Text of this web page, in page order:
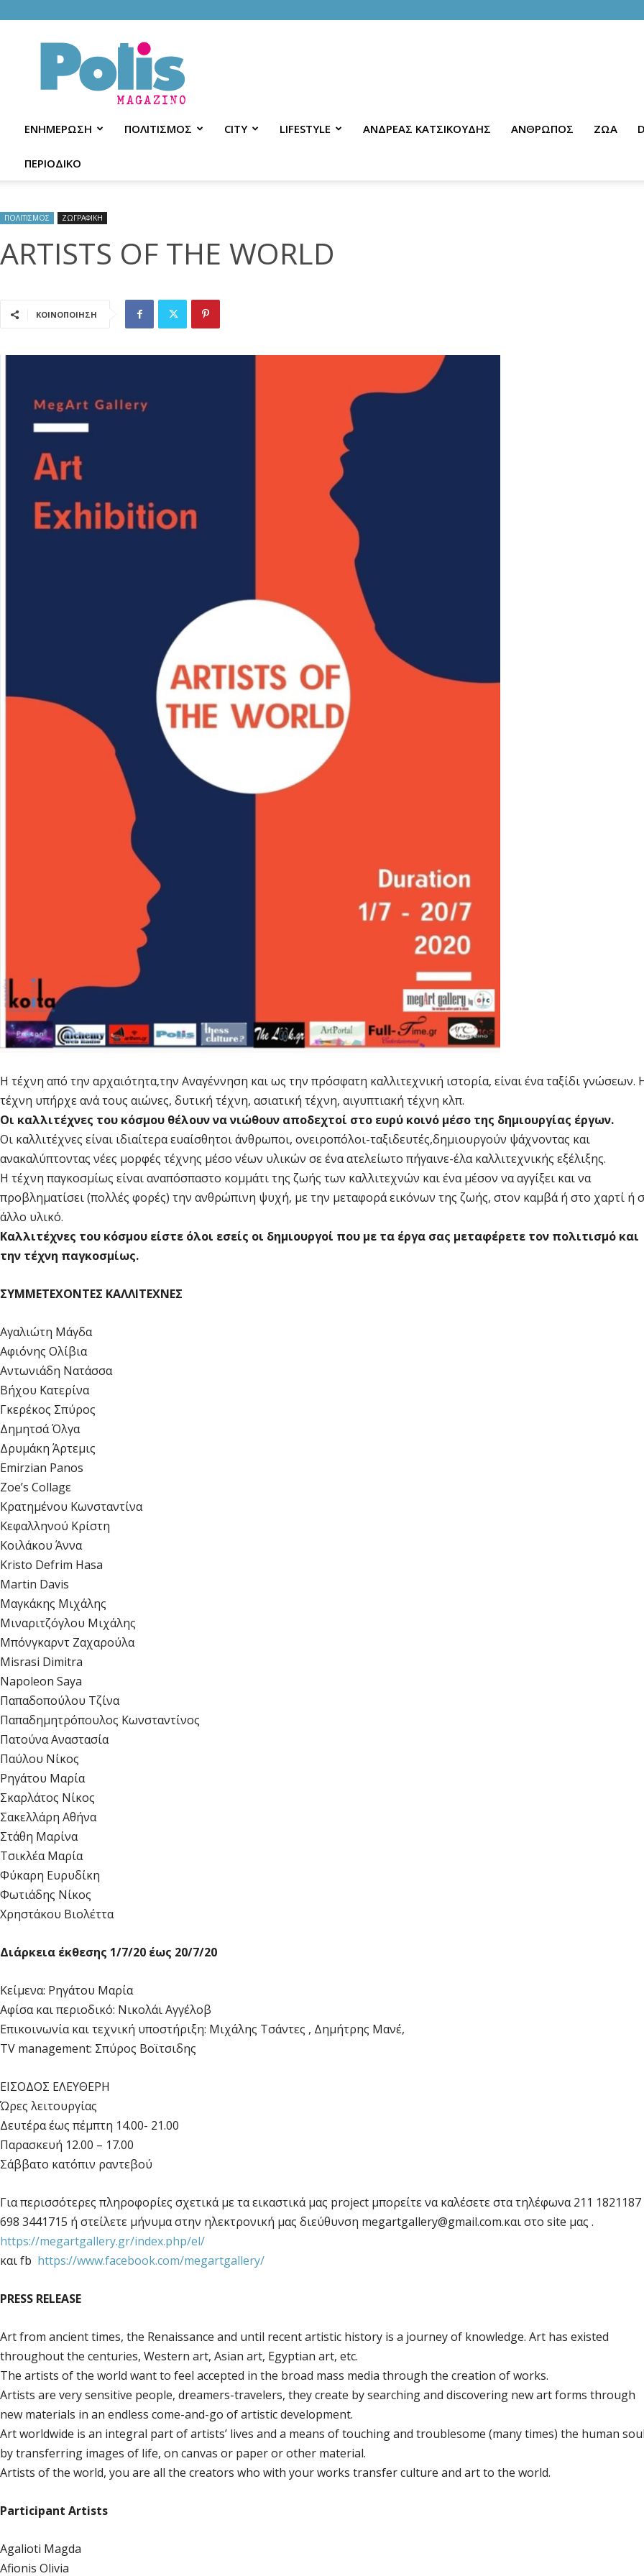
Polis
Magazino
ΕΝΗΜΕΡΩΣΗ ΠΟΛΙΤΙΣΜΟΣ CITY LIFESTYLE ΑΝΔΡΕΑΣ ΚΑΤΣΙΚΟΥΔΗΣ ΑΝΘΡΩΠΟΣ ΖΩΑ
ΠΕΡΙΟΔΙΚΟ
ΠΟΛΙΤΙΣΜΟΣ ΖΩΓΡΑΦΙΚΗ
ARTISTS OF THE WORLD
ΚΟΙΝΟΠΟΙΗΣΗ
Η τέχνη από την αρχαιότητα,την Αναγέννηση και ως την πρόσφατη καλλιτεχνική ιστορία, είναι ένα ταξίδι γνώσεων.
τέχνη υπήρχε ανά τους αιώνες, δυτική τέχνη, ασιατική τέχνη, αιγυπτιακή τέχνη κλπ.
Οι καλλιτέχνες του κόσμου θέλουν να νιώθουν αποδεχτοί στο ευρύ κοινό μέσο της δημιουργίας έργων.
Οι καλλιτέχνες είναι ιδιαίτερα ευαίσθητοι άνθρωποι, ονειροπόλοι-ταξιδευτές,δημιουργούν ψάχνοντας και
ανακαλύπτοντας νέες μορφές τέχνης μέσο νέων υλικών σε ένα ατελείωτο πήγαινε-έλα καλλιτεχνικής εξέλιξης.
Η τέχνη παγκοσμίως είναι αναπόσπαστο κομμάτι της ζωής των καλλιτεχνών και ένα μέσον να αγγίξει και να
προβληματίσει (πολλές φορές) την ανθρώπινη ψυχή, με την μεταφορά εικόνων της ζωής, στον καμβά ή στο χαρτί ή
άλλο υλικό.
Καλλιτέχνες του κόσμου είστε όλοι εσείς οι δημιουργοί που με τα έργα σας μεταφέρετε τον πολιτισμό και
την τέχνη παγκοσμίως.
ΣΥΜΜΕΤΕΧΟΝΤΕΣ ΚΑΛΛΙΤΕΧΝΕΣ
Αγαλιώτη Μάγδα
Αφιόνης Ολίβια
Αντωνιάδη Νατάσσα
Βήχου Κατερίνα
Γκερέκος Σπύρος
Δημητσά Όλγα
Δρυμάκη Άρτεμις
Emirzian Panos
Zoe’s Collagε
Κρατημένου Κωνσταντίνα
Κεφαλληνού Κρίστη
Κοιλάκου Άννα
Kristo Defrim Hasa
Martin Davis
Μαγκάκης Μιχάλης
Μιναριτζόγλου Μιχάλης
Μπόνγκαρντ Ζαχαρούλα
Misrasi Dimitra
Napoleon Saya
Παπαδοπούλου Τζίνα
Παπαδημητρόπουλος Κωνσταντίνος
Πατούνα Αναστασία
Παύλου Νίκος
Ρηγάτου Μαρία
Σκαρλάτος Νίκος
Σακελλάρη Αθήνα
Στάθη Μαρίνα
Τσικλέα Μαρία
Φύκαρη Ευρυδίκη
Φωτιάδης Νίκος
Χρηστάκου Βιολέττα
Διάρκεια έκθεσης 1/7/20 έως 20/7/20
Κείμενα: Ρηγάτου Μαρία
Αφίσα και περιοδικό: Νικολάι Αγγέλοβ
Επικοινωνία και τεχνική υποστήριξη: Μιχάλης Τσάντες , Δημήτρης Μανέ,
TV management: Σπύρος Βοϊτσιδης
ΕΙΣΟΔΟΣ ΕΛΕΥΘΕΡΗ
Ώρες λειτουργίας
Δευτέρα έως πέμπτη 14.00- 21.00
Παρασκευή 12.00 – 17.00
Σάββατο κατόπιν ραντεβού
Για περισσότερες πληροφορίες σχετικά με τα εικαστικά μας project μπορείτε να καλέσετε στα τηλέφωνα 211 1821187
698 3441715 ή στείλετε μήνυμα στην ηλεκτρονική μας διεύθυνση megartgallery@gmail.com.και στο site μας .
https://megartgallery.gr/index.php/el/
και fb https://www.facebook.com/megartgallery/
PRESS RELEASE
Art from ancient times, the Renaissance and until recent artistic history is a journey of knowledge. Art has existed
throughout the centuries, Western art, Asian art, Egyptian art, etc.
The artists of the world want to feel accepted in the broad mass media through the creation of works.
Artists are very sensitive people, dreamers-travelers, they create by searching and discovering new art forms through
new materials in an endless come-and-go of artistic development.
Art worldwide is an integral part of artists’ lives and a means of touching and troublesome (many times) the human
by transferring images of life, on canvas or paper or other material.
Artists of the world, you are all the creators who with your works transfer culture and art to the world.
Participant Artists
Agalioti Magda
Afionis Olivia